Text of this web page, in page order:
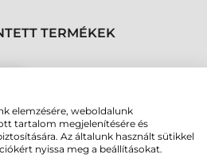
TERMÉKEK
elemzésére, weboldalunk
tartalom megjelenítésére és
Az általunk használt sütikkel
nyissa meg a beállításokat.